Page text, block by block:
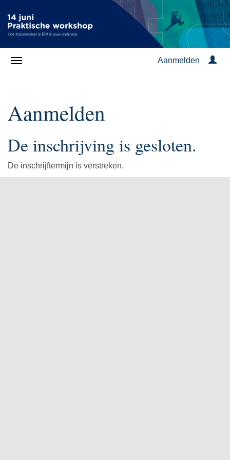
Aanmelden
Aanmelden
De inschrijving is gesloten.
De inschrijftermijn is verstreken.